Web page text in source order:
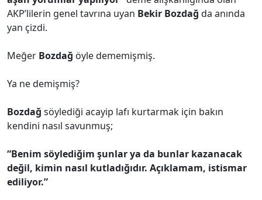
AKP’lilerin genel tavrına uyan Bekir Bozdağ da anında
yan çizdi.
Meğer Bozdağ öyle dememişmiş.
Ya ne demişmiş?
Bozdağ söylediği acayip lafı kurtarmak için bakın
kendini nasıl savunmuş;
“Benim söylediğim şunlar ya da bunlar kazanacak
değil, kimin nasıl kutladığıdır. Açıklamam, istismar
ediliyor.”